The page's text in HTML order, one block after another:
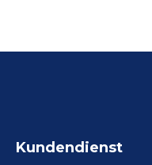
Kundendienst